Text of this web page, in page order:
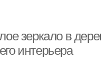
зеркало в
интерьера